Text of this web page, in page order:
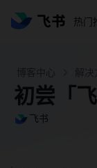
热门
初尝「
飞书